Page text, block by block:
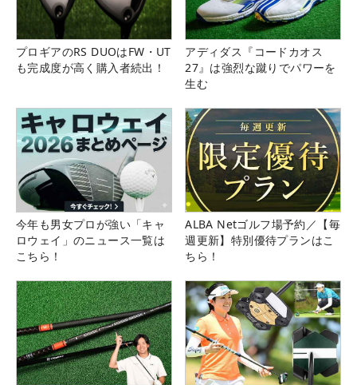
プロギアのRS DUOはFW・UT
も完成度が高く購入者続出！
アディダス『コードカオス
27』は強烈な蹴りでパワーを
生む
今年も男女プロが強い「キャ
ロウェイ」のニュース一覧は
こちら！
ALBA Netゴルフ場予約／【毎
週更新】特別優待プランはこ
ちら！